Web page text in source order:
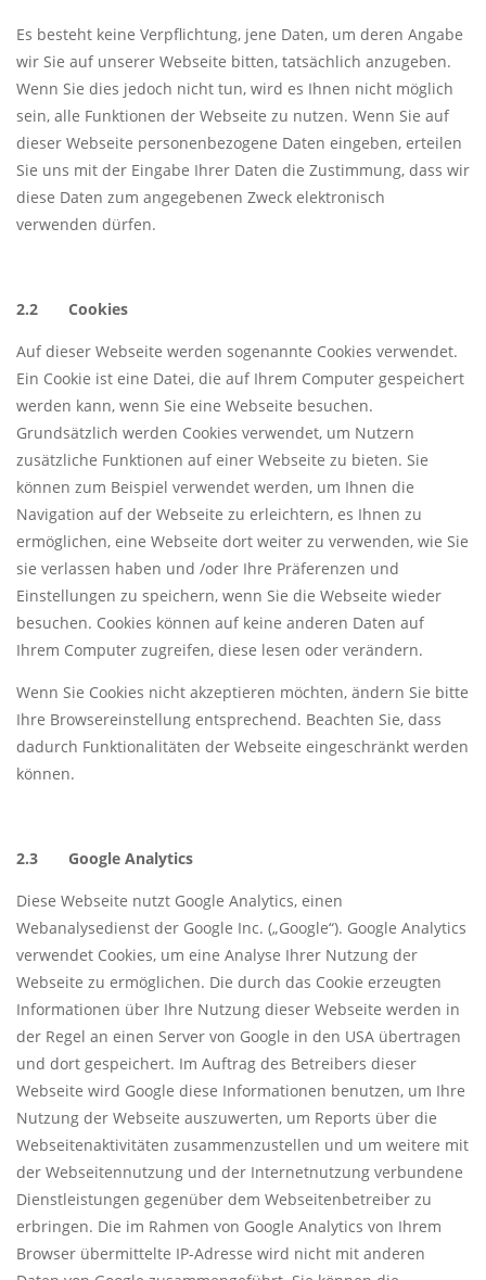
Es besteht keine Verpflichtung, jene Daten, um deren Angabe
wir Sie auf unserer Webseite bitten, tatsächlich anzugeben.
Wenn Sie dies jedoch nicht tun, wird es Ihnen nicht möglich
sein, alle Funktionen der Webseite zu nutzen. Wenn Sie auf
dieser Webseite personenbezogene Daten eingeben, erteilen
Sie uns mit der Eingabe Ihrer Daten die Zustimmung, dass wir
diese Daten zum angegebenen Zweck elektronisch
verwenden dürfen.
2.2 Cookies
Auf dieser Webseite werden sogenannte Cookies verwendet.
Ein Cookie ist eine Datei, die auf Ihrem Computer gespeichert
werden kann, wenn Sie eine Webseite besuchen.
Grundsätzlich werden Cookies verwendet, um Nutzern
zusätzliche Funktionen auf einer Webseite zu bieten. Sie
können zum Beispiel verwendet werden, um Ihnen die
Navigation auf der Webseite zu erleichtern, es Ihnen zu
ermöglichen, eine Webseite dort weiter zu verwenden, wie Sie
sie verlassen haben und /oder Ihre Präferenzen und
Einstellungen zu speichern, wenn Sie die Webseite wieder
besuchen. Cookies können auf keine anderen Daten auf
Ihrem Computer zugreifen, diese lesen oder verändern.
Wenn Sie Cookies nicht akzeptieren möchten, ändern Sie bitte
Ihre Browsereinstellung entsprechend. Beachten Sie, dass
dadurch Funktionalitäten der Webseite eingeschränkt werden
können.
2.3 Google Analytics
Diese Webseite nutzt Google Analytics, einen
Webanalysedienst der Google Inc. („Google“). Google Analytics
verwendet Cookies, um eine Analyse Ihrer Nutzung der
Webseite zu ermöglichen. Die durch das Cookie erzeugten
Informationen über Ihre Nutzung dieser Webseite werden in
der Regel an einen Server von Google in den USA übertragen
und dort gespeichert. Im Auftrag des Betreibers dieser
Webseite wird Google diese Informationen benutzen, um Ihre
Nutzung der Webseite auszuwerten, um Reports über die
Webseitenaktivitäten zusammenzustellen und um weitere mit
der Webseitennutzung und der Internetnutzung verbundene
Dienstleistungen gegenüber dem Webseitenbetreiber zu
erbringen. Die im Rahmen von Google Analytics von Ihrem
Browser übermittelte IP-Adresse wird nicht mit anderen